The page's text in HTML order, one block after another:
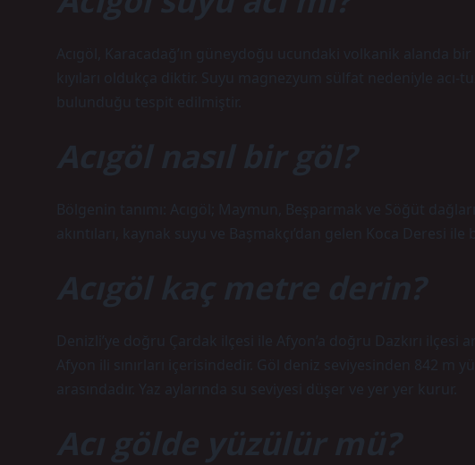
Acıgöl, Karacadağ’ın güneydoğu ucundaki volkanik alanda
kıyıları oldukça diktir. Suyu magnezyum sülfat nedeniyle
bulunduğu tespit edilmiştir.
Acıgöl nasıl bir göl?
Bölgenin tanımı: Acıgöl; Maymun, Beşparmak ve Söğüt
akıntıları, kaynak suyu ve Başmakçı’dan gelen Koca Deresi
Acıgöl kaç metre derin?
Denizli’ye doğru Çardak ilçesi ile Afyon’a doğru Dazkırı ilçesi
Afyon ili sınırları içerisindedir. Göl deniz seviyesinden 842 m
arasındadır. Yaz aylarında su seviyesi düşer ve yer yer kurur.
Acı gölde yüzülür mü?